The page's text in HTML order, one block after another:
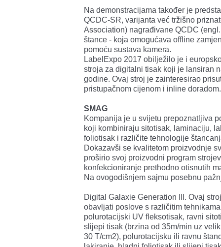
Na demonstracijama također je
QCDC-SR, varijanta već tržišno
Association) nagrađivane QCDC
štance - koja omogućava offline
pomoću sustava kamera.
LabelExpo 2017 obilježilo je i
stroja za digitalni tisak koji je lansiran
godine. Ovaj stroj je zainteresirao
pristupačnom cijenom i inline doradom.
SMAG
Kompanija je u svijetu prepoznatljiva
koji kombiniraju sitotisak, laminaciju,
foliotisak i različite tehnologije
Dokazavši se kvalitetom proizvodnje
proširio svoj proizvodni program
konfekcioniranje prethodno otisnutih
Na ovogodišnjem sajmu posebnu
Digital Galaxie Generation III. Ovaj
obavljati poslove s različitim
polurotacijski UV fleksotisak, ravni
slijepi tisak (brzina od 35m/min uz
30 T/cm2), polurotacijsku ili ravnu